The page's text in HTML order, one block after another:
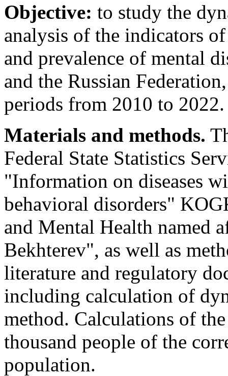
Objective: to study the
analysis of the indicators
and prevalence of mental
and the Russian
periods from 2010 to 2022.
Materials and methods.
Federal State Statistics
"Information on diseases
behavioral disorders"
and Mental Health named
Bekhterev", as well as
literature and regulatory
including calculation of
method. Calculations of
thousand people of the
population.